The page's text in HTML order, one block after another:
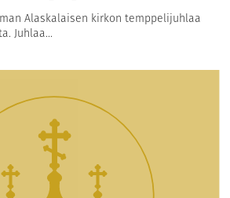
Alaskalaisen kirkon temppelijuhlaa
Juhlaa...